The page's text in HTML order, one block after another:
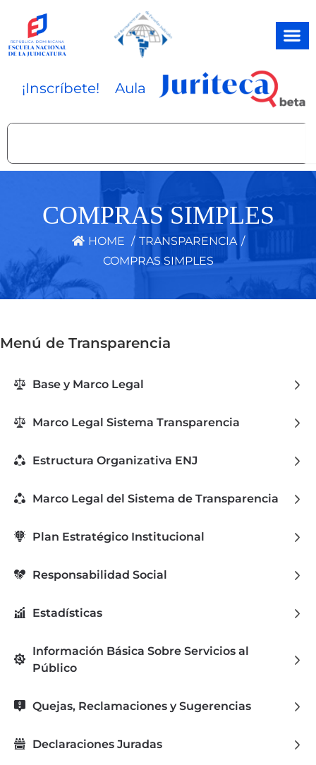
contenido
¡Inscríbete! Aula
Search
COMPRAS SIMPLES
HOME / TRANSPARENCIA /
COMPRAS SIMPLES
Menú de Transparencia
Base y Marco Legal
Marco Legal Sistema Transparencia
Estructura Organizativa ENJ
Marco Legal del Sistema de Transparencia
Plan Estratégico Institucional
Responsabilidad Social
Estadísticas
Información Básica Sobre Servicios al
Público
Quejas, Reclamaciones y Sugerencias
Declaraciones Juradas